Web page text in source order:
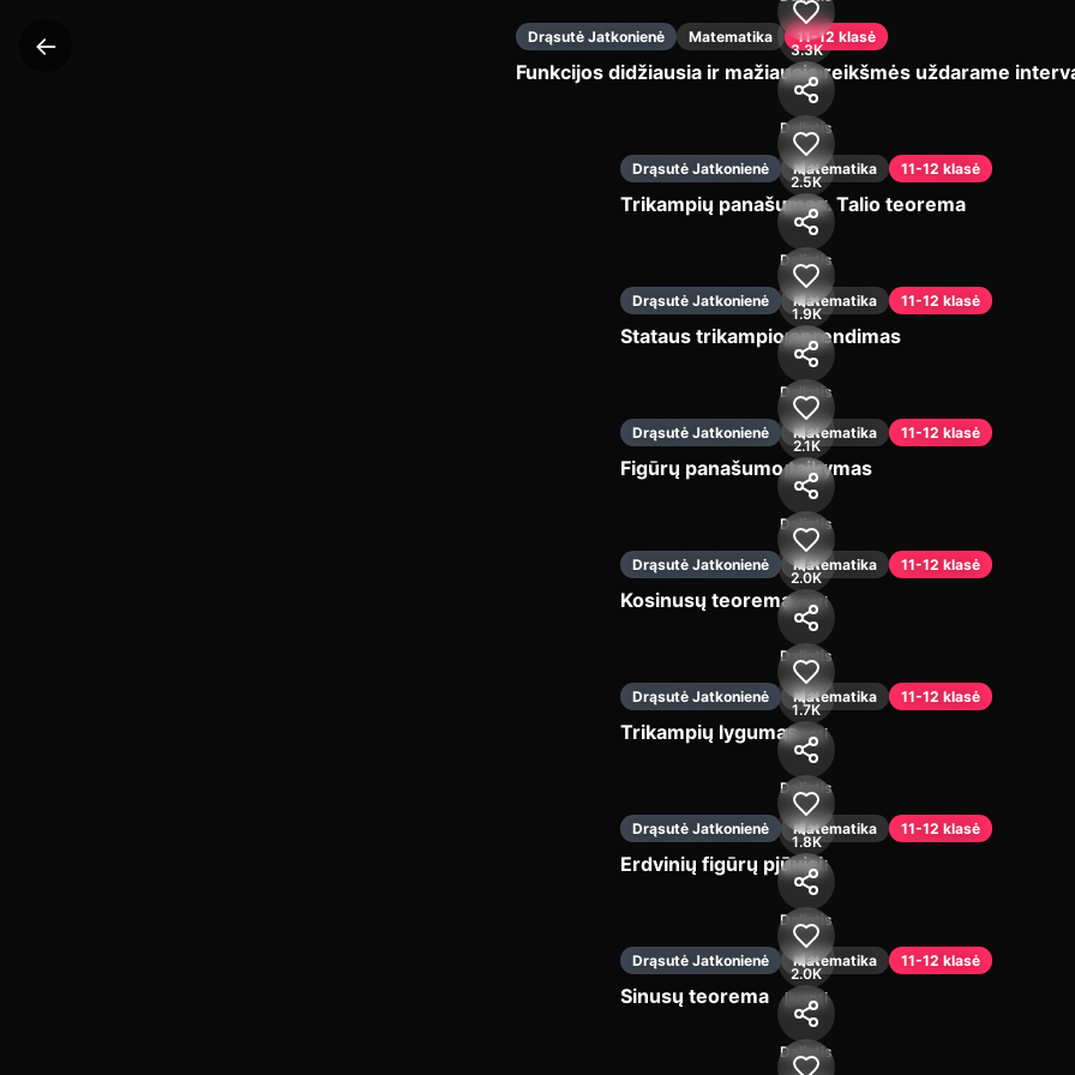
←
Įjungti
Drąsutė Jatkonienė Matematika 11-12 klasė
Funkcijos didžiausia ir mažiausia reikšmės uždarame
3.3K
Dalintis
Įjungti
Drąsutė Jatkonienė Matematika 11-12 klasė
Trikampių panašumas. Talio teorema
2.5K
Dalintis
Įjungti
Drąsutė Jatkonienė Matematika 11-12 klasė
Stataus trikampio sprendimas
1.9K
Dalintis
Įjungti
Drąsutė Jatkonienė Matematika 11-12 klasė
Figūrų panašumo taikymas
2.1K
Dalintis
Įjungti
Drąsutė Jatkonienė Matematika 11-12 klasė
Kosinusų teorema
2.0K
Dalintis
Įjungti
Drąsutė Jatkonienė Matematika 11-12 klasė
Trikampių lygumas
1.7K
Dalintis
Įjungti
Drąsutė Jatkonienė Matematika 11-12 klasė
Erdvinių figūrų pjūviai
1.8K
Dalintis
Įjungti
Drąsutė Jatkonienė Matematika 11-12 klasė
Sinusų teorema
2.0K
Dalintis